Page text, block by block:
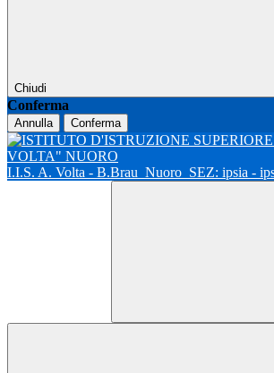
Chiudi
Conferma
Annulla Conferma
I.I.S. A. Volta - B.Brau Nuoro SEZ: ipsia -